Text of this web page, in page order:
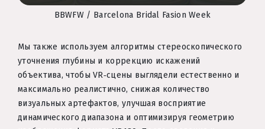
BBWFW / Barcelona Bridal Fasion Week
Мы также используем алгоритмы стереоскопического
уточнения глубины и коррекцию искажений
объектива, чтобы VR‑сцены выглядели естественно и
максимально реалистично, снижая количество
визуальных артефактов, улучшая восприятие
динамического диапазона и оптимизируя геометрию